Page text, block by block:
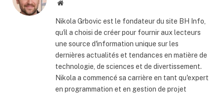
Website
Nikola Grbovic est le fondateur du site BH Info,
qu'il a choisi de créer pour fournir aux lecteurs
une source d'information unique sur les
dernières actualités et tendances en matière de
technologie, de sciences et de divertissement.
Nikola a commencé sa carrière en tant qu'expert
en programmation et en gestion de projet